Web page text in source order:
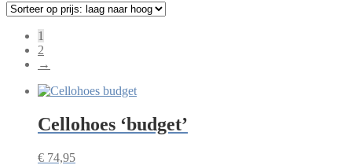
1
2
→
Cellohoes ‘budget’
€ 74,95